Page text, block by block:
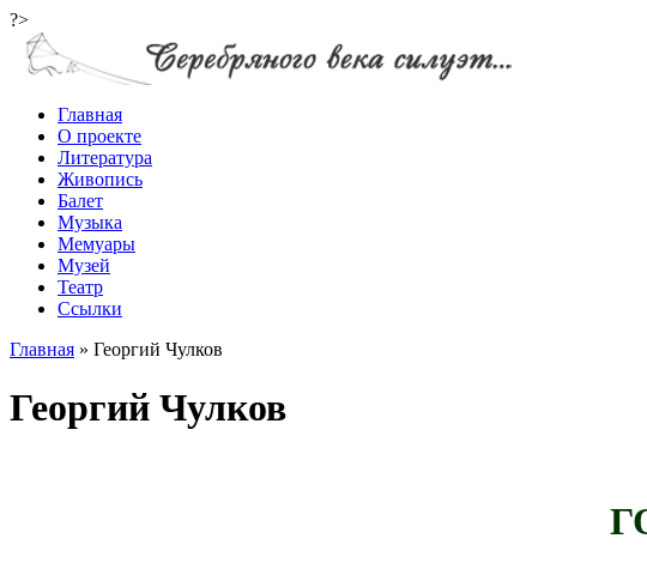
?>
Главная
О проекте
Литература
Живопись
Балет
Музыка
Мемуары
Музей
Театр
Ссылки
Главная » Георгий Чулков
Георгий Чулков